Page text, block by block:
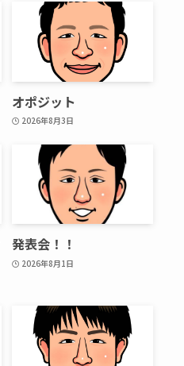
オポジット
2026年8月3日
発表会！！
2026年8月1日